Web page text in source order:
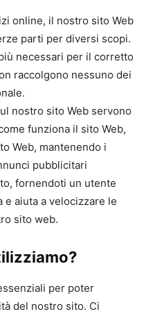
online, il nostro sito Web
parti per diversi scopi.
necessari per il corretto
raccolgono nessuno dei
nostro sito Web servono
funziona il sito Web,
Web, mantenendo i
pubblicitari
fornendoti un utente
aiuta a velocizzare le
sito web.
per poter
del nostro sito. Ci